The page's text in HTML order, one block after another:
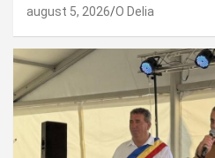
august 5, 2026 O Delia